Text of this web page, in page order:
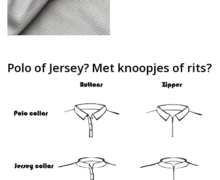
Polo of Jersey? Met knoopjes of rits?